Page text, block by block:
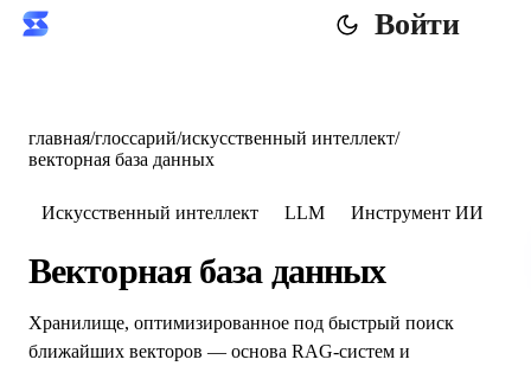
Войти
главная/глоссарий/искусственный интеллект/
векторная база данных
Искусственный интеллект LLM Инструмент ИИ
Векторная база данных
Хранилище, оптимизированное под быстрый поиск
ближайших векторов — основа RAG-систем и